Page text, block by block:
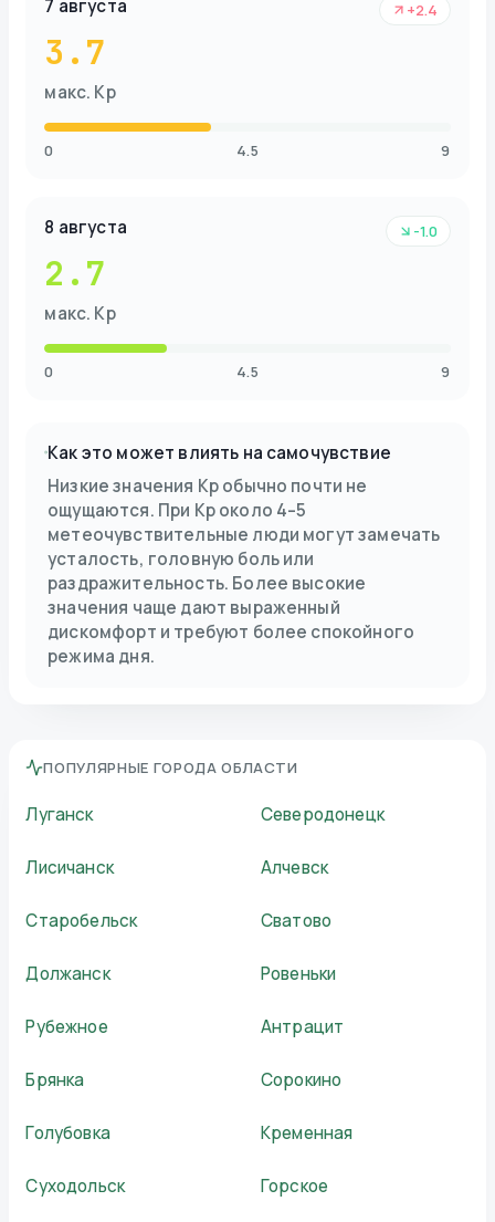
7 августа
3.7
макс. Kp
+2.4
0 4.5 9
8 августа
2.7
макс. Kp
-1.0
0 4.5 9
Как это может влиять на самочувствие
Низкие значения Kp обычно почти не
ощущаются. При Kp около 4–5
метеочувствительные люди могут замечать
усталость, головную боль или
раздражительность. Более высокие
значения чаще дают выраженный
дискомфорт и требуют более спокойного
режима дня.
ПОПУЛЯРНЫЕ ГОРОДА ОБЛАСТИ
Луганск Северодонецк
Лисичанск Алчевск
Старобельск Сватово
Должанск Ровеньки
Рубежное Антрацит
Брянка Сорокино
Голубовка Кременная
Суходольск Горское